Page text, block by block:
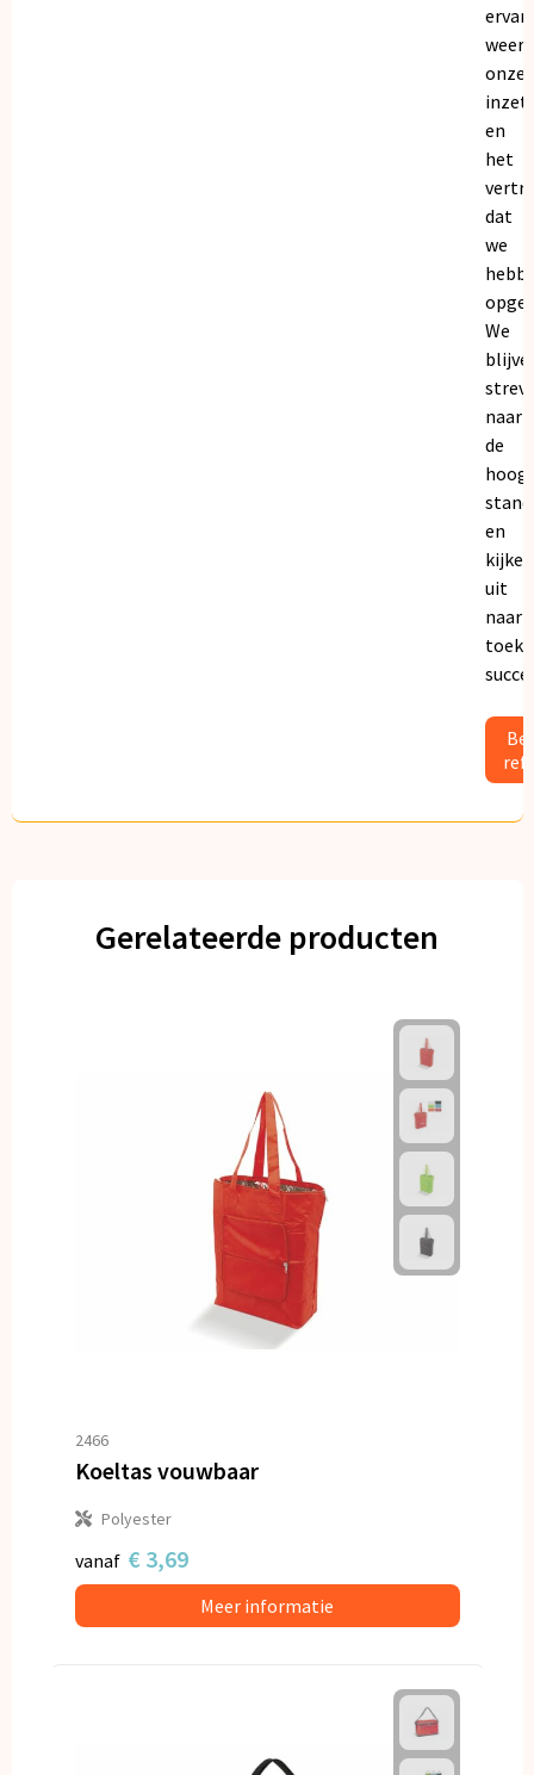
onze
inzet
en
het
dat
we
We
naar
de
en
kijken
uit
naar
Gerelateerde producten
2466
Koeltas vouwbaar
Polyester
vanaf € 3,69
Meer informatie